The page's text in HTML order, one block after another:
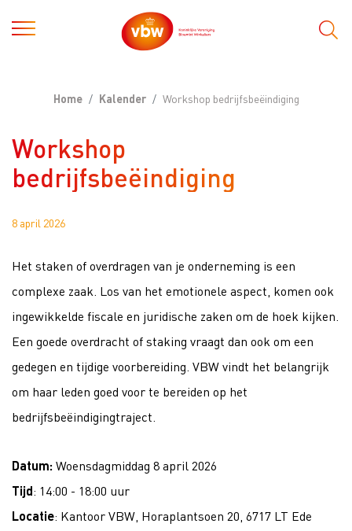
Home Kalender Workshop bedrijfsbeëindiging
Workshop
bedrijfsbeëindiging
8 april 2026
Het staken of overdragen van je onderneming is een
complexe zaak. Los van het emotionele aspect, komen ook
ingewikkelde fiscale en juridische zaken om de hoek kijken.
Een goede overdracht of staking vraagt dan ook om een
gedegen en tijdige voorbereiding. VBW vindt het belangrijk
om haar leden goed voor te bereiden op het
bedrijfsbeëindigingtraject.
Datum: Woensdagmiddag 8 april 2026
Tijd: 14:00 - 18:00 uur
Locatie: Kantoor VBW, Horaplantsoen 20, 6717 LT Ede